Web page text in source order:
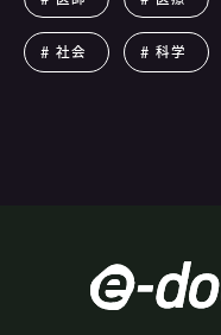
社会 科学